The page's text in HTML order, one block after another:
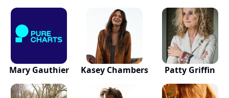
Mary Gauthier Kasey Chambers Patty Griffin